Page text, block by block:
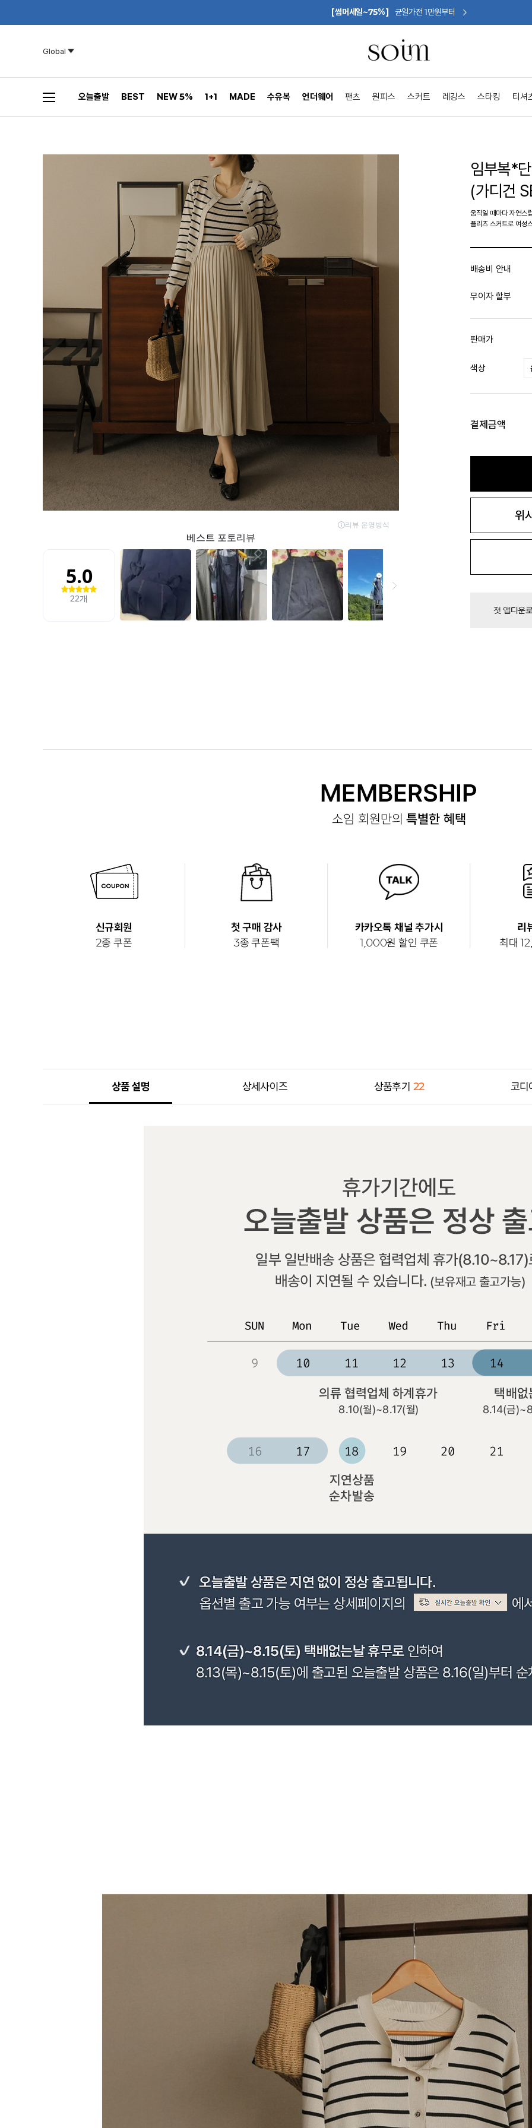
[썸머세일~75%] 균일가전 1만원부터
Global
오늘출발 BEST NEW 5% 1+1 MADE 수유복 언더웨어 팬츠 원피스 스커트 레깅스 스타킹 티셔
임부복*
(가디건
움직일 때마다 자연스
플리츠 스커트로 여성
배송비 안내
무이자 할부
판매가
색상
결제금액
위
상품 설명 상세사이즈 상품후기 22 코디